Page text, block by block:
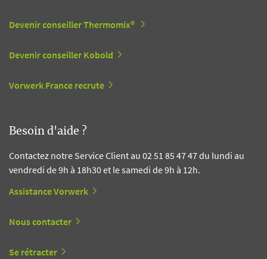
Devenir conseiller Thermomix®
Devenir conseiller Kobold
Vorwerk France recrute
Besoin d'aide ?
Contactez notre Service Client au 02 51 85 47 47 du lundi au
vendredi de 9h à 18h30 et le samedi de 9h à 12h.
Assistance Vorwerk
Nous contacter
Se rétracter